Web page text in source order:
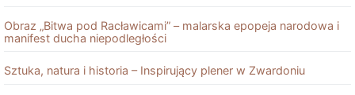
Obraz „Bitwa pod Racławicami” – malarska epopeja narodowa i
manifest ducha niepodległości
Sztuka, natura i historia – Inspirujący plener w Zwardoniu